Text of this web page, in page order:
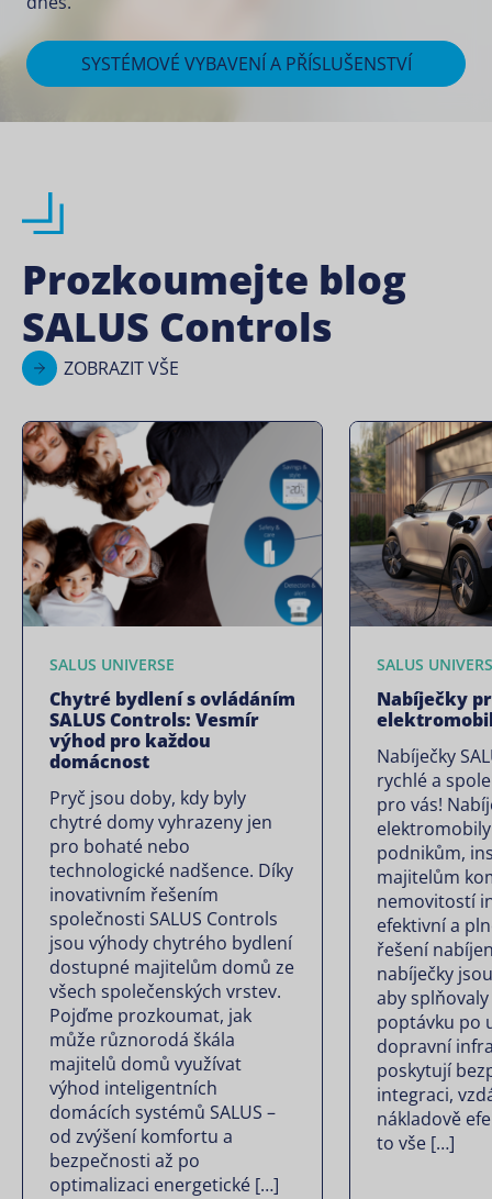
SYSTÉMOVÉ VYBAVENÍ A PŘÍSLUŠENSTVÍ
Prozkoumejte blog
SALUS Controls
ZOBRAZIT VŠE
SALUS UNIVERSE
Chytré bydlení s ovládáním
SALUS Controls: Vesmír
výhod pro každou
domácnost
Pryč jsou doby, kdy byly
chytré domy vyhrazeny jen
pro bohaté nebo
technologické nadšence. Díky
inovativním řešením
společnosti SALUS Controls
jsou výhody chytrého bydlení
dostupné majitelům domů ze
všech společenských vrstev.
Pojďme prozkoumat, jak
může různorodá škála
majitelů domů využívat
výhod inteligentních
domácích systémů SALUS –
od zvýšení komfortu a
bezpečnosti až po
optimalizaci energetické […]
SALUS
Nabíječky
Nabíječky
rychlé a
pro vás!
elektromobily
podnikům,
majitelům
nemovitostí
efektivní a
řešení
nabíječky
aby
poptávku po
dopravní
poskytují
integraci,
nákladově
to vše […]